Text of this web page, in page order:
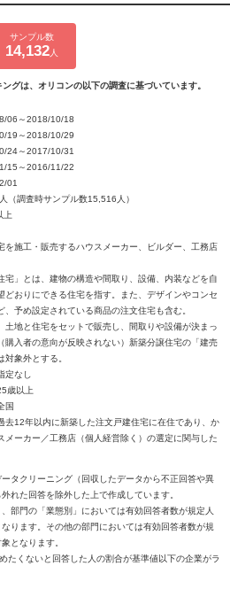
サンプル数
14,132 人
グは、オリコンの以下の調査に基づいています。
06～2018/10/18
19～2018/10/29
24～2017/10/31
15～2016/11/22
01
（調査時サンプル数15,516人）
上
を施工・販売するハウスメーカー、ビルダー、工務店
宅」とは、建物の構造や間取り、設備、内装などを自
どおりにできる住宅を指す。また、デザインやコンセ
、予め設定されている商品の注文住宅も含む。
土地と住宅をセットで販売し、間取りや設備が決まっ
購入者の意向が反映されない）新築分譲住宅の「建売
対象外とする。
定なし
歳以上
国
去12年以内に新築した注文戸建住宅に在住であり、か
メーカー／工務店（個人経営除く）の選定に関与した
タクリーニング（回収したデータから不正回答や異
れた回答を除外した上で作成しています。
部門の「業態別」においては有効回答者数が規定人
ります。その他の部門においては有効回答者数が規
となります。
くないと回答した人の割合が基準値以下の企業がラ